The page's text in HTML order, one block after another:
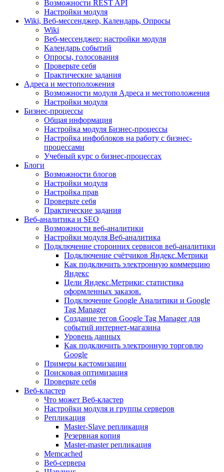
Возможности REST API
Настройки модуля
Wiki, Веб-мессенджер, Календарь, Опросы
Wiki
Веб-мессенджер: настройки модуля
Календарь событий
Опросы, голосования
Проверьте себя
Практические задания
Адреса и местоположения
Возможности модуля Адреса и местоположения
Настройки модуля
Бизнес-процессы
Общая информация
Настройка модуля Бизнес-процессы
Настройка инфоблоков на работу с бизнес-
процессами
Учебный курс о бизнес-процессах
Блоги
Возможности блогов
Настройки модуля
Настройка прав
Проверьте себя
Практические задания
Веб-аналитика и SEO
Возможности веб-аналитики
Настройки модуля Веб-аналитика
Подключение сторонних сервисов веб-аналитики
Подключение счётчиков Яндекс.Метрики
Как подключить электронную коммерцию
Яндекс
Цели Яндекс.Метрики: статистика
оформленных заказов.
Подключение Google Аналитики и Google
Tag Manager
Создание тегов Google Tag Manager для
событий интернет-магазина
Уровень данных
Как подключить электронную торговлю
Google
Примеры кастомизации
Поисковая оптимизация
Проверьте себя
Веб-кластер
Что может Веб-кластер
Настройки модуля и группы серверов
Репликация
Master-Slave репликация
Резервная копия
Master-master репликация
Memcached
Веб-сервера